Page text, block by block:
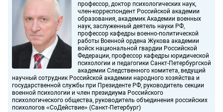
профессор, доктор психологических наук,
член-корреспондент Российской академии
образования, академик Академии военных
наук, заслуженный деятель науки РФ,
профессор кафедры военно-политической
работы Военной ордена Жукова академии
войск национальной гвардии Российской
Федерации, профессор кафедры юридической
психологии и педагогики Санкт-Петербургской
академии Следственного комитета, ведущий
научный сотрудник Российской академии народного хозяйства и
государственной службы при Президенте РФ, руководитель секции
военной психологии и член президиума Российского
психологического общества, руководитель объединения российских
психологов «СоДействие» (Санкт-Петербург)